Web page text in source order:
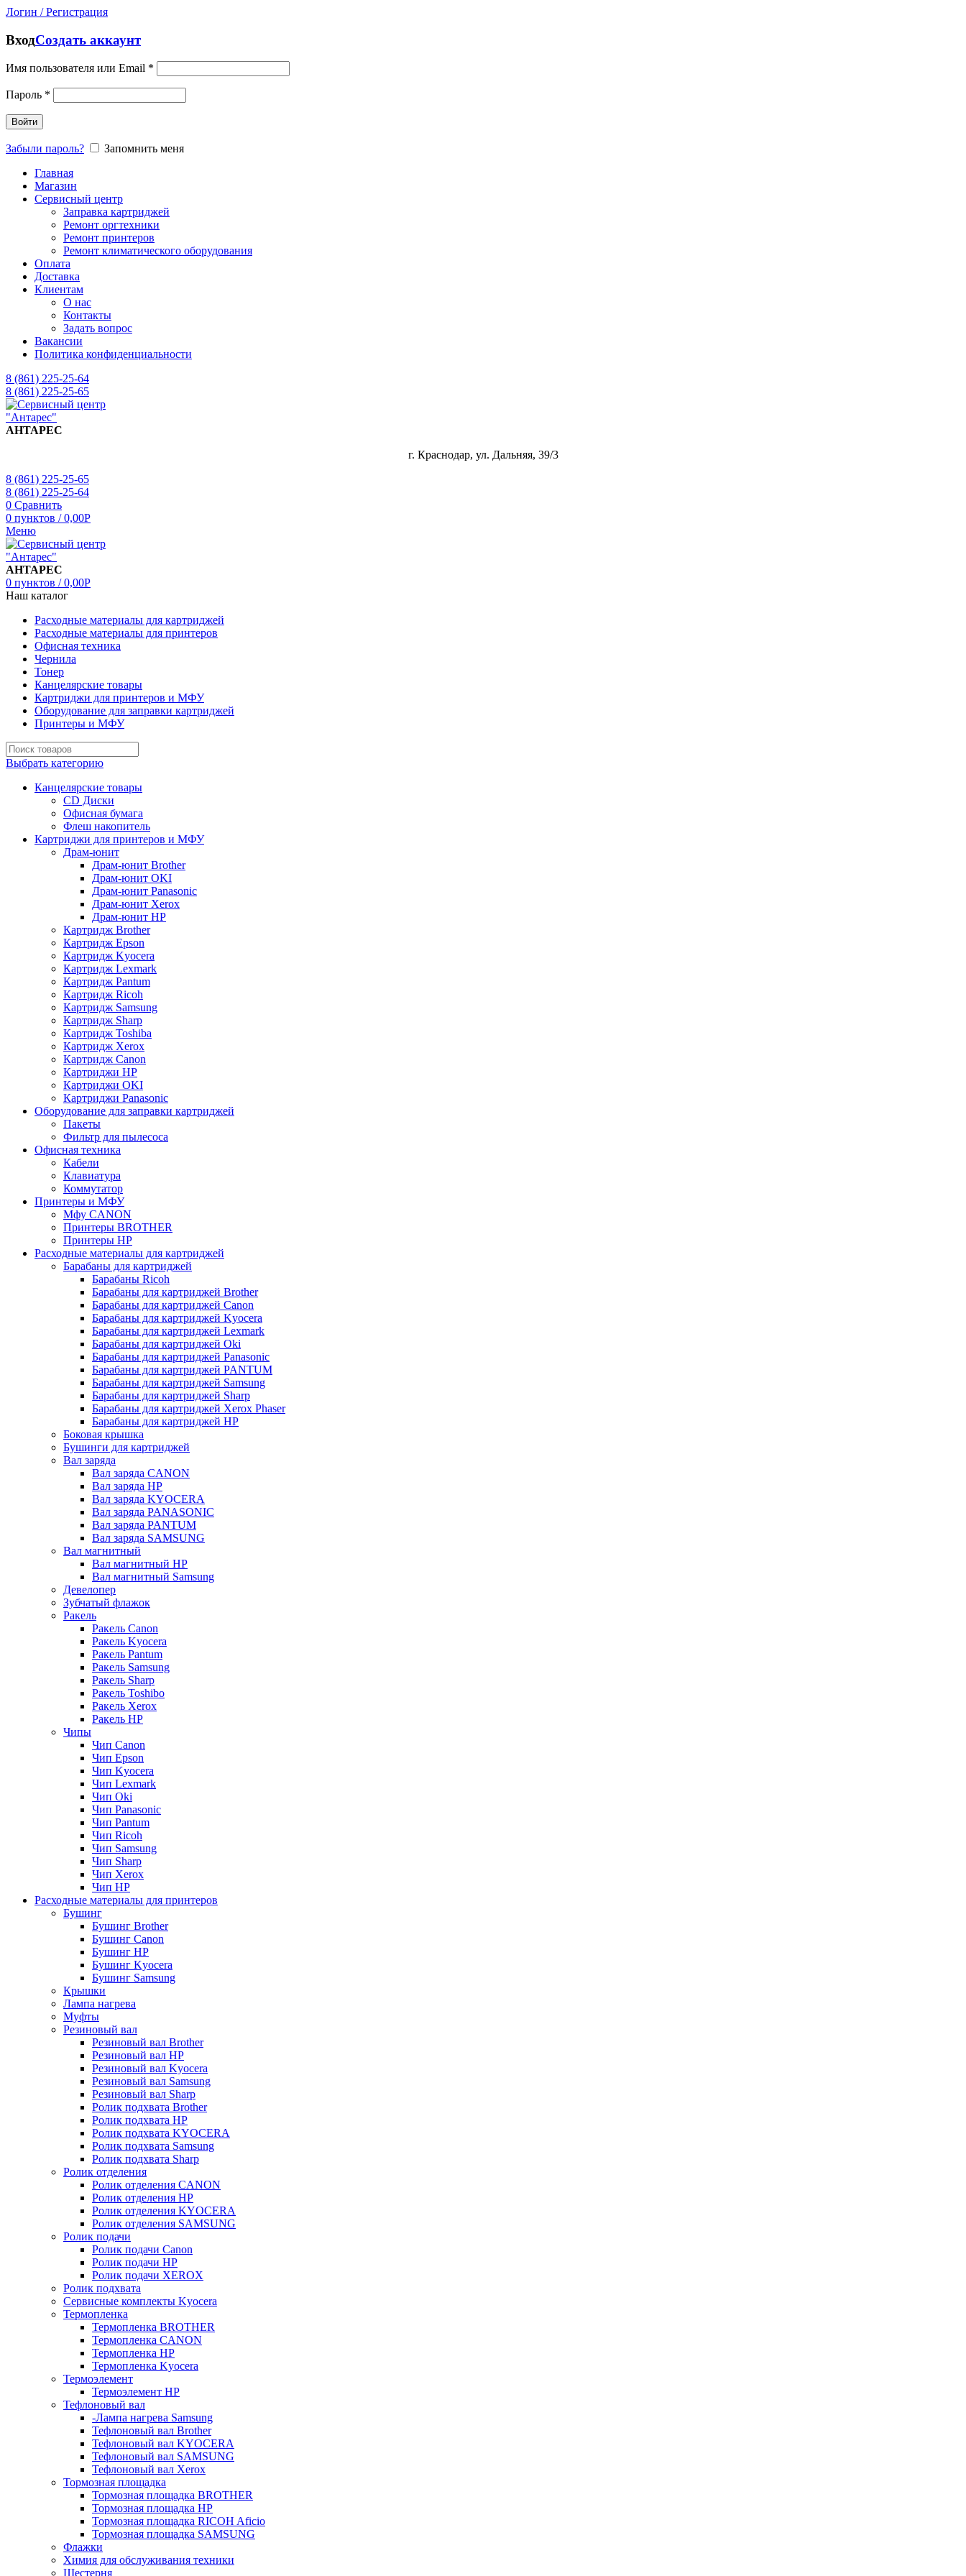
Логин / Регистрация
ВходСоздать аккаунт
Имя пользователя или Email *
Пароль *
Войти
Забыли пароль?
Запомнить меня
Главная
Магазин
Сервисный центр
Заправка картриджей
Ремонт оргтехники
Ремонт принтеров
Ремонт климатического оборудования
Оплата
Доставка
Клиентам
О нас
Контакты
Задать вопрос
Вакансии
Политика конфиденциальности
8 (861) 225-25-64
8 (861) 225-25-65
АНТАРЕС
г. Краснодар, ул. Дальняя, 39/3
8 (861) 225-25-65
8 (861) 225-25-64
0 Сравнить
0 пунктов / 0,00Р
Меню
АНТАРЕС
0 пунктов / 0,00Р
Наш каталог
Расходные материалы для картриджей
Расходные материалы для принтеров
Офисная техника
Чернила
Тонер
Канцелярские товары
Картриджи для принтеров и МФУ
Оборудование для заправки картриджей
Принтеры и МФУ
Выбрать категорию
Канцелярские товары
CD Диски
Офисная бумага
Флеш накопитель
Картриджи для принтеров и МФУ
Драм-юнит
Драм-юнит Brother
Драм-юнит OKI
Драм-юнит Panasonic
Драм-юнит Xerox
Драм-юнит НР
Картридж Brother
Картридж Epson
Картридж Kyocera
Картридж Lexmark
Картридж Pantum
Картридж Ricoh
Картридж Samsung
Картридж Sharp
Картридж Toshiba
Картридж Xerox
Картридж Сanon
Картриджи HP
Картриджи OKI
Картриджи Panasonic
Оборудование для заправки картриджей
Пакеты
Фильтр для пылесоса
Офисная техника
Кабели
Клавиатура
Коммутатор
Принтеры и МФУ
Мфу CANON
Принтеры BROTHER
Принтеры HP
Расходные материалы для картриджей
Барабаны для картриджей
Барабаны Ricoh
Барабаны для картриджей Brother
Барабаны для картриджей Canon
Барабаны для картриджей Kyocera
Барабаны для картриджей Lexmark
Барабаны для картриджей Oki
Барабаны для картриджей Panasonic
Барабаны для картриджей PANTUM
Барабаны для картриджей Samsung
Барабаны для картриджей Sharp
Барабаны для картриджей Xerox Phaser
Барабаны для картриджей НР
Боковая крышка
Бушинги для картриджей
Вал заряда
Вал заряда CANON
Вал заряда HP
Вал заряда KYOCERA
Вал заряда PANASONIC
Вал заряда PANTUM
Вал заряда SAMSUNG
Вал магнитный
Вал магнитный HP
Вал магнитный Samsung
Девелопер
Зубчатый флажок
Ракель
Ракель Canon
Ракель Kyocera
Ракель Pantum
Ракель Samsung
Ракель Sharp
Ракель Toshibo
Ракель Xerox
Ракель НР
Чипы
Чип Canon
Чип Epson
Чип Kyocera
Чип Lexmark
Чип Oki
Чип Panasonic
Чип Pantum
Чип Ricoh
Чип Samsung
Чип Sharp
Чип Xerox
Чип НР
Расходные материалы для принтеров
Бушинг
Бушинг Brother
Бушинг Canon
Бушинг HP
Бушинг Kyocera
Бушинг Samsung
Крышки
Лампа нагрева
Муфты
Резиновый вал
Резиновый вал Brother
Резиновый вал HP
Резиновый вал Kyocera
Резиновый вал Samsung
Резиновый вал Sharp
Ролик подхвата Brother
Ролик подхвата HP
Ролик подхвата KYOCERA
Ролик подхвата Samsung
Ролик подхвата Sharp
Ролик отделения
Ролик отделения CANON
Ролик отделения HP
Ролик отделения KYOCERA
Ролик отделения SAMSUNG
Ролик подачи
Ролик подачи Canon
Ролик подачи HP
Ролик подачи XEROX
Ролик подхвата
Сервисные комплекты Kyocera
Термопленка
Термопленка BROTHER
Термопленка CANON
Термопленка HP
Термопленка Kyocera
Термоэлемент
Термоэлемент НР
Тефлоновый вал
-Лампа нагрева Samsung
Тефлоновый вал Brother
Тефлоновый вал KYOCERA
Тефлоновый вал SAMSUNG
Тефлоновый вал Xerox
Тормозная площадка
Тормозная площадка BROTHER
Тормозная площадка HP
Тормозная площадка RICOH Aficio
Тормозная площадка SAMSUNG
Флажки
Химия для обслуживания техники
Шестерня